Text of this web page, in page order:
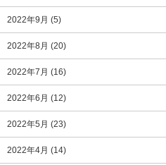
2022年9月 (5)
2022年8月 (20)
2022年7月 (16)
2022年6月 (12)
2022年5月 (23)
2022年4月 (14)